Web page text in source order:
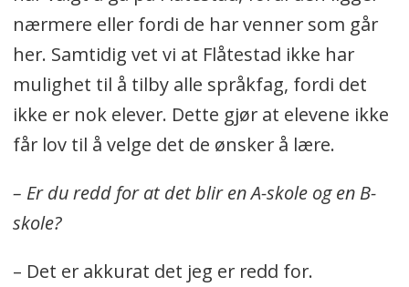
nærmere eller fordi de har venner som går
her. Samtidig vet vi at Flåtestad ikke har
mulighet til å tilby alle språkfag, fordi det
ikke er nok elever. Dette gjør at elevene ikke
får lov til å velge det de ønsker å lære.
– Er du redd for at det blir en A-skole og en B-
skole?
– Det er akkurat det jeg er redd for.